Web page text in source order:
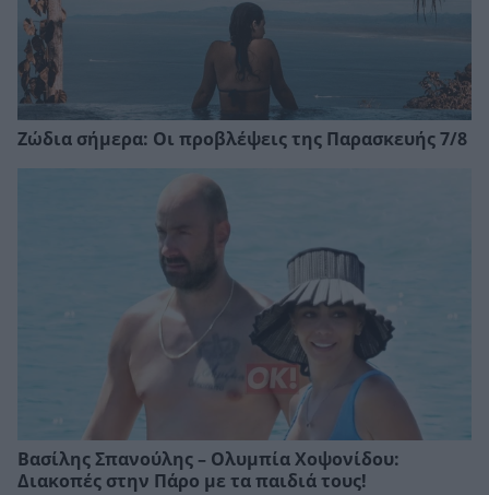
Ζώδια σήμερα: Οι προβλέψεις της Παρασκευής 7/8
Βασίλης Σπανούλης – Ολυμπία Χοψονίδου:
Διακοπές στην Πάρο με τα παιδιά τους!